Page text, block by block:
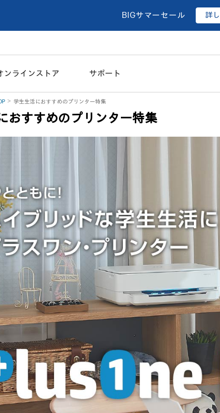
BIGサマーセール 詳
ンラインストア サポート
学生生活におすすめのプリンター特集
おすすめのプリンター特集